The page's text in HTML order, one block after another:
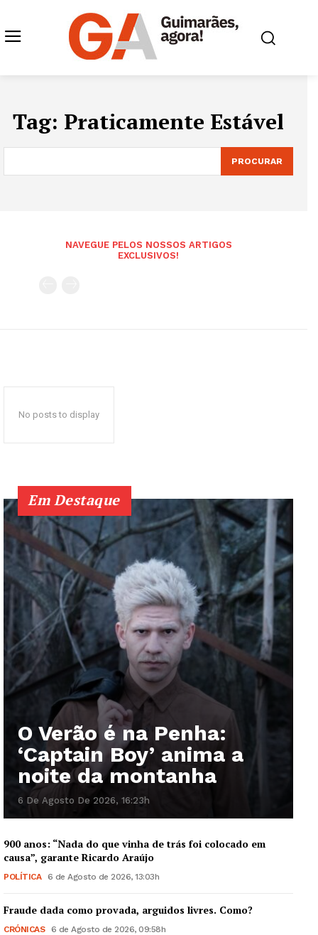
Tag: Praticamente Estável
PROCURAR
NAVEGUE PELOS NOSSOS ARTIGOS
EXCLUSIVOS!
No posts to display
Em Destaque
O Verão é na Penha:
‘Captain Boy’ anima a
noite da montanha
6 De Agosto De 2026, 16:23h
900 anos: “Nada do que vinha de trás foi colocado em
causa”, garante Ricardo Araújo
POLÍTICA 6 de Agosto de 2026, 13:03h
Fraude dada como provada, arguidos livres. Como?
CRÓNICAS 6 de Agosto de 2026, 09:58h